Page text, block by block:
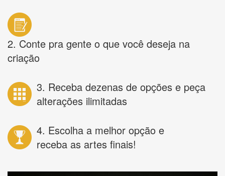
2. Conte pra gente o que você deseja na
criação
3. Receba dezenas de opções e peça
alterações ilimitadas
4. Escolha a melhor opção e
receba as artes finais!